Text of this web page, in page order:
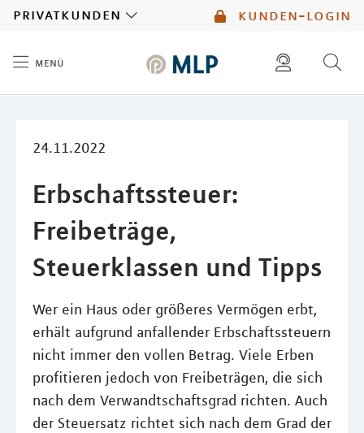
kunden-login
privatkunden
menü
24.11.2022
Erbschaftssteuer:
Freibeträge,
Steuerklassen und Tipps
Wer ein Haus oder größeres Vermögen erbt,
erhält aufgrund anfallender Erbschaftssteuern
nicht immer den vollen Betrag. Viele Erben
profitieren jedoch von Freibeträgen, die sich
nach dem Verwandtschaftsgrad richten. Auch
der Steuersatz richtet sich nach dem Grad der